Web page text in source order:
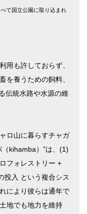
て国立公園に取り込まれ
用も許しておらず、
を養うための飼料、
伝統水路や水源の維
ロ山に暮らすチャガ
kihamba）”は、(1)
フォレストリー +
投入 という複合シス
により彼らは通年で
地でも地力を維持